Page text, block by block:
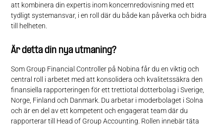
att kombinera din expertis inom koncernredovisning med ett
tydligt systemansvar, i en roll där du både kan påverka och bidra
till helheten.
Är detta din nya utmaning?
Som Group Financial Controller på Nobina får du en viktig och
central roll i arbetet med att konsolidera och kvalitetssäkra den
finansiella rapporteringen för ett trettiotal dotterbolag i Sverige,
Norge, Finland och Danmark. Du arbetar i moderbolaget i Solna
och är en del av ett kompetent och engagerat team där du
rapporterar till Head of Group Accounting. Rollen innebär täta